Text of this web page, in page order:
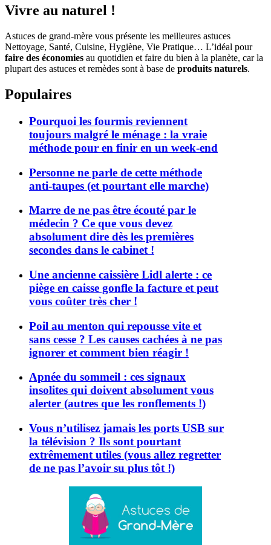
Vivre au naturel !
Astuces de grand-mère vous présente les meilleures astuces
Nettoyage, Santé, Cuisine, Hygiène, Vie Pratique… L’idéal pour
faire des économies au quotidien et faire du bien à la planète, car la
plupart des astuces et remèdes sont à base de produits naturels.
Populaires
Pourquoi les fourmis reviennent
toujours malgré le ménage : la vraie
méthode pour en finir en un week-end
Personne ne parle de cette méthode
anti-taupes (et pourtant elle marche)
Marre de ne pas être écouté par le
médecin ? Ce que vous devez
absolument dire dès les premières
secondes dans le cabinet !
Une ancienne caissière Lidl alerte : ce
piège en caisse gonfle la facture et peut
vous coûter très cher !
Poil au menton qui repousse vite et
sans cesse ? Les causes cachées à ne pas
ignorer et comment bien réagir !
Apnée du sommeil : ces signaux
insolites qui doivent absolument vous
alerter (autres que les ronflements !)
Vous n’utilisez jamais les ports USB sur
la télévision ? Ils sont pourtant
extrêmement utiles (vous allez regretter
de ne pas l’avoir su plus tôt !)